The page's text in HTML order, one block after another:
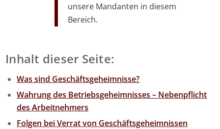
unsere Mandanten in diesem
Bereich.
Inhalt dieser Seite:
Was sind Geschäftsgeheimnisse?
Wahrung des Betriebsgeheimnisses – Nebenpflicht
des Arbeitnehmers
Folgen bei Verrat von Geschäftsgeheimnissen